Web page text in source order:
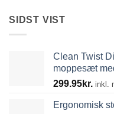
SIDST VIST
Clean Twist
moppesæt
299.95kr. inkl.
Ergonomisk